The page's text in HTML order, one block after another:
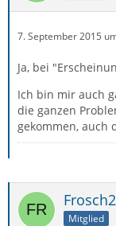
7. September 2015
Ja, bei
Ich bin mir auch
die ganzen
gekommen, auch
Mitglied